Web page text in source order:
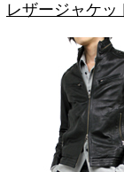
レザージャケッ